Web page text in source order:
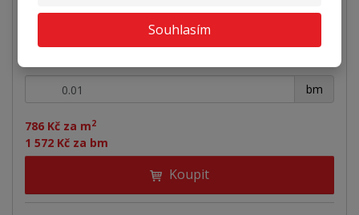
Souhlasím
Čistící zóna 559 Universal - 014 šedá 20...
786 Kč za m2
1 572 Kč za bm
bm
+ -
Koupit